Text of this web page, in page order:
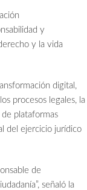
y
y la vida
digital,
procesos legales, la
plataformas
del ejercicio jurídico
de
señaló la